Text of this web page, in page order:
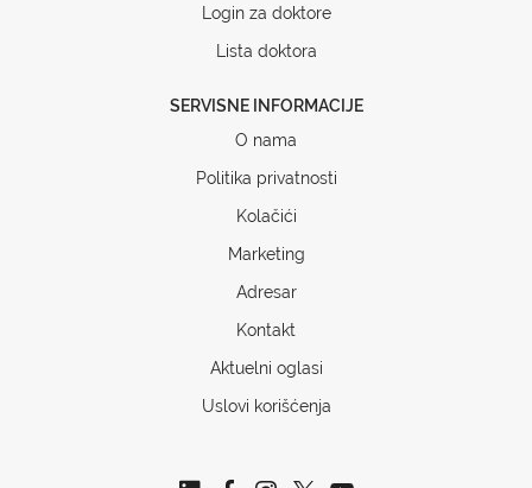
Login za doktore
Lista doktora
SERVISNE INFORMACIJE
O nama
Politika privatnosti
Kolačići
Marketing
Adresar
Kontakt
Aktuelni oglasi
Uslovi korišćenja